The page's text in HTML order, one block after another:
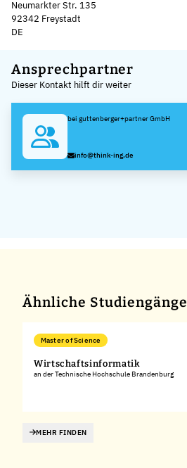
Neumarkter Str. 135
92342 Freystadt
DE
+
−
Ansprechpartner
Dieser Kontakt hilft dir weiter
bei guttenberger+partner GmbH
info@think-ing.de
Ähnliche Studiengänge
Master of Science
Wirtschaftsinformatik
an der Technische Hochschule Brandenburg
MEHR FINDEN